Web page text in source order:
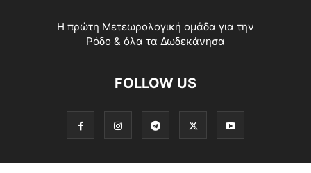
Η πρώτη Μετεωρολογική ομάδα για την
Ρόδο & όλα τα Δωδεκάνησα
FOLLOW US